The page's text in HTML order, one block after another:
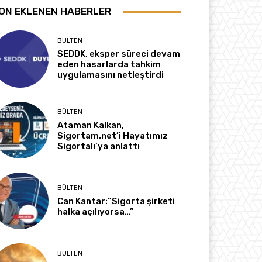
EKLENEN HABERLER
BÜLTEN
SEDDK, eksper süreci devam
eden hasarlarda tahkim
uygulamasını netleştirdi
BÜLTEN
Ataman Kalkan,
Sigortam.net’i Hayatımız
Sigortalı’ya anlattı
BÜLTEN
Can Kantar:”Sigorta şirketi
halka açılıyorsa…”
BÜLTEN